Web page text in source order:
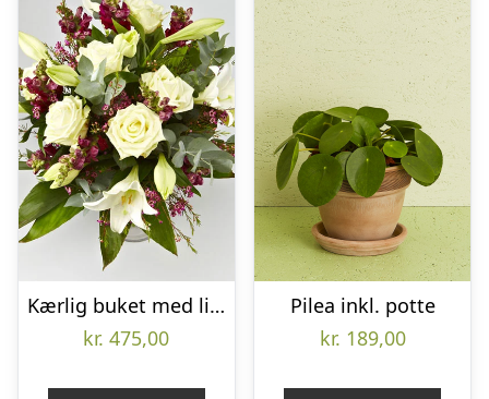
Kærlig buket med liljer, roser mm. – Send blomster med Bloomit
kr. 475,00
Pilea inkl. potte
kr. 189,00